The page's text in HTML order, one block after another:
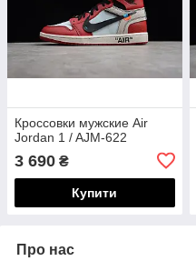
Кроссовки мужские Air
Jordan 1 / AJM-622
3 690 ₴
Купити
Про нас